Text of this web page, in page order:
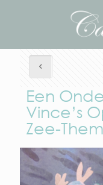
Een
Vince’s
Zee-